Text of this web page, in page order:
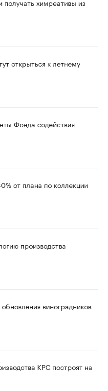
химреативы из
открыться к летнему
Фонда содействия
от плана по коллекции
производства
виноградников
КРС построят на